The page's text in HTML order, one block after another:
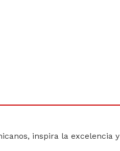
inspira la excelencia y